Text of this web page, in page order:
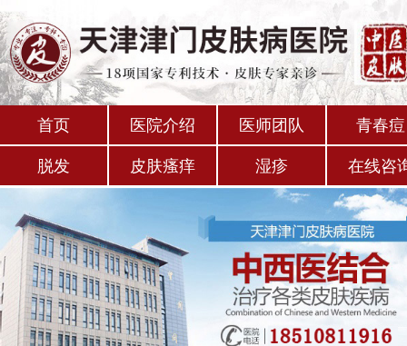
首页 医院介绍 医师团队 青春痘
脱发 皮肤瘙痒 湿疹 在线咨